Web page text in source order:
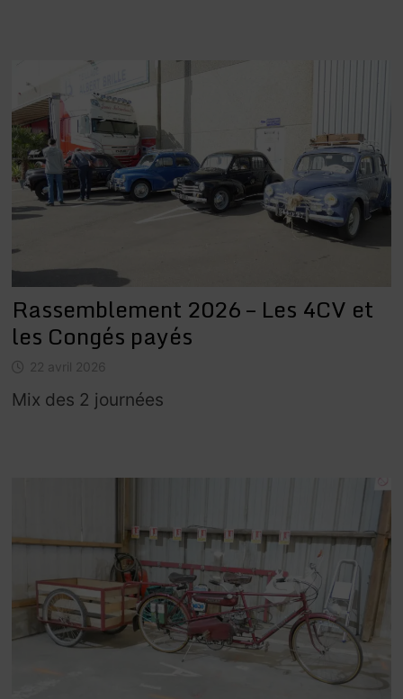
Rassemblement 2026 – Les 4CV et
les Congés payés
22 avril 2026
Mix des 2 journées